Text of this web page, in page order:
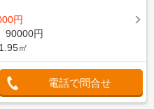
円
90000円
㎡
電話で問合せ